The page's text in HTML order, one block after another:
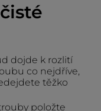
dojde k rozlití
co nejdříve,
těžko
položte